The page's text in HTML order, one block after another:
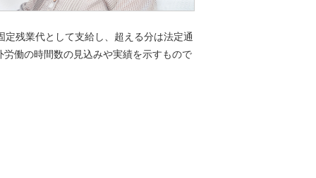
残業代として支給し、超える分は法定通
働の時間数の見込みや実績を示すもので